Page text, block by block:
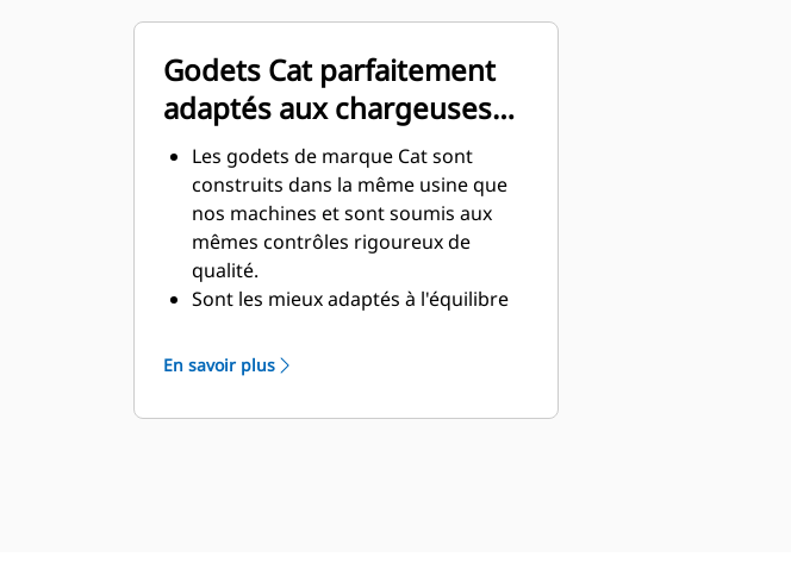
l'ensemble godet une résistance et
une rigidité supérieures, ce qui
facilite la pose et la dépose de la
lame.
Un matériau de qualité supérieure
est utilisé pour les composants de
l'ensemble godet.
Godets Cat parfaitement
adaptés aux chargeuses
CatLes godets de marque Cat sont
construits dans la même usine que
nos machines et sont soumis aux
mêmes contrôles rigoureux de
qualité.
Sont les mieux adaptés à l'équilibre
meilleur rendement de la machine
(pénétration, chargement) et
permettent une force d'arrachage
En savoir plus